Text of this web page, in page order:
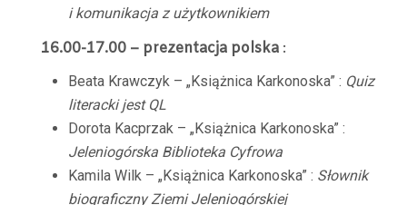
i komunikacja z użytkownikiem
16.00-17.00 – prezentacja polska :
Beata Krawczyk – „Książnica Karkonoska” : Quiz
literacki jest QL
Dorota Kacprzak – „Książnica Karkonoska” :
Jeleniogórska Biblioteka Cyfrowa
Kamila Wilk – „Książnica Karkonoska” : Słownik
biograficzny Ziemi Jeleniogórskiej